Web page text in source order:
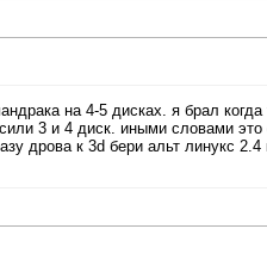
на 4-5 дисках. я брал
3 и 4 диск. иными словами
дрова к 3d бери альт линукс